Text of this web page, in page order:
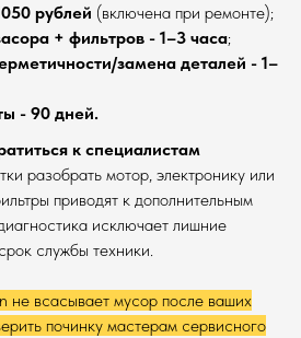
рублей (включена при ремонте);
+ фильтров - 1–3 часа;
замена деталей - 1–
- 90 дней.
к специалистам
разобрать мотор, электронику или
приводят к дополнительным
исключает лишние
службы техники.
не всасывает мусор после ваших
починку мастерам сервисного